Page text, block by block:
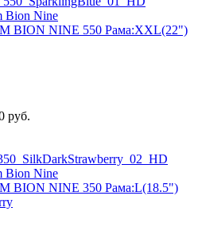
BION NINE 550 Рама:XXL(22")
руб.
BION NINE 350 Рама:L(18.5")